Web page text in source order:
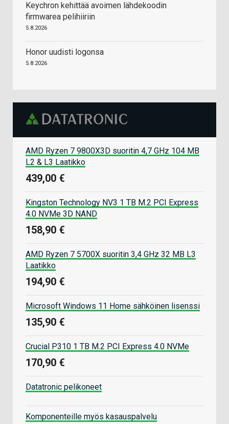
Keychron kehittää avoimen lähdekoodin
firmwarea pelihiiriin
5.8.2026
Honor uudisti logonsa
5.8.2026
AMD Ryzen 7 9800X3D suoritin 4,7 GHz 104 MB
L2 & L3 Laatikko
439,00 €
Kingston Technology NV3 1 TB M.2 PCI Express
4.0 NVMe 3D NAND
158,90 €
AMD Ryzen 7 5700X suoritin 3,4 GHz 32 MB L3
Laatikko
194,90 €
Microsoft Windows 11 Home sähköinen lisenssi
135,90 €
Crucial P310 1 TB M.2 PCI Express 4.0 NVMe
170,90 €
Datatronic pelikoneet
Komponenteille myös kasauspalvelu